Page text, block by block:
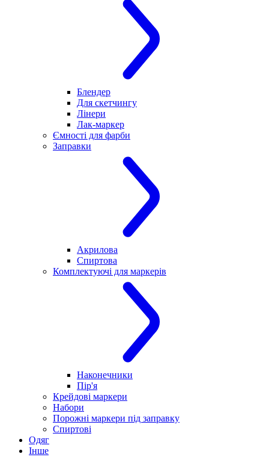
Блендер
Для скетчингу
Лінери
Лак-маркер
Ємності для фарби
Заправки
Акрилова
Спиртова
Комплектуючі для маркерів
Наконечники
Пір'я
Крейдові маркери
Набори
Порожні маркери під заправку
Спиртові
Одяг
Інше